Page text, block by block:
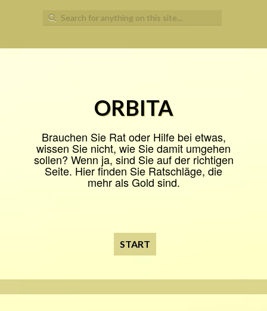
Search
for:
ORBITA
Brauchen Sie Rat oder Hilfe bei etwas,
wissen Sie nicht, wie Sie damit umgehen
sollen? Wenn ja, sind Sie auf der richtigen
Seite. Hier finden Sie Ratschläge, die
mehr als Gold sind.
START